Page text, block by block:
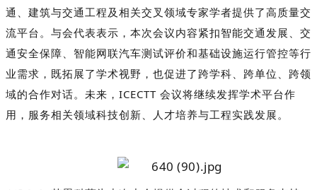
通、建筑与交通工程及相关交叉领域专家学者提供了高质量交
流平台。与会代表表示，本次会议内容紧扣智能交通发展、交
通安全保障、智能网联汽车测试评价和基础设施运行管控等行
业需求，既拓展了学术视野，也促进了跨学科、跨单位、跨领
域的合作对话。未来，ICECTT 会议将继续发挥学术平台作
用，服务相关领域科技创新、人才培养与工程实践发展。